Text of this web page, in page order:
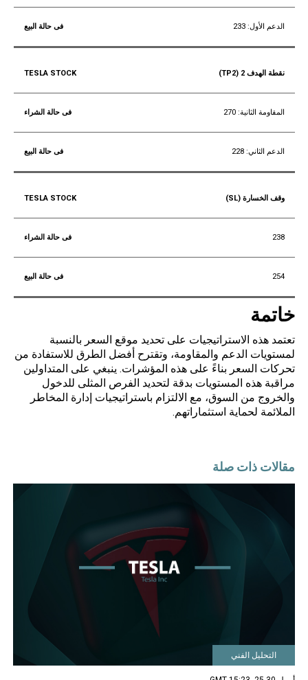
الدعم الأول: 233
نقطة الهدف 2 (TP2)
المقاومة الثانية: 270
الدعم الثاني: 228
وقف الخسارة (SL)
238
254
خاتمة
تعتمد هذه الاستراتيجيات على تحديد موقع السعر بالنسبة
لمستويات الدعم والمقاومة، وتقترح أفضل الطرق للاستفادة من
تحركات السعر بناءً على هذه المؤشرات. ينبغي على المتداولين
مراقبة هذه المستويات بدقة لتحديد الفرص المثلى للدخول
والخروج من السوق، مع الالتزام باستراتيجيات إدارة المخاطر
الملائمة لحماية استثماراتهم.
مقالات ذات صلة
التحليل الفني